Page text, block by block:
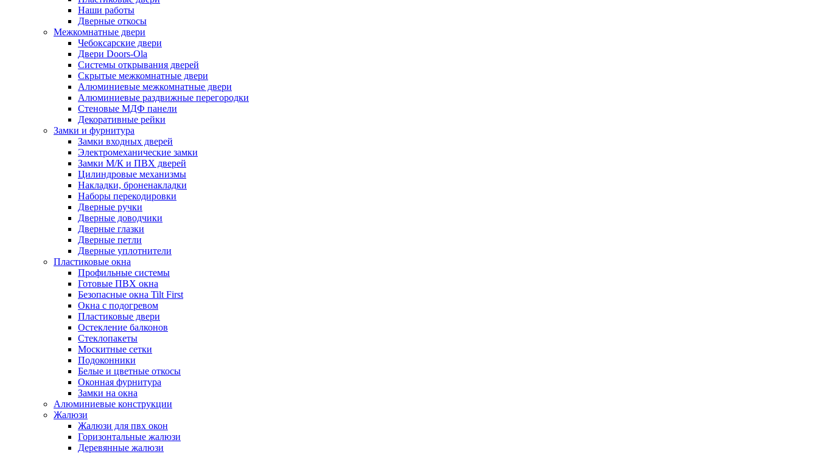
Наши работы
Дверные откосы
Межкомнатные двери
Чебоксарские двери
Двери Doors-Ola
Системы открывания дверей
Скрытые межкомнатные двери
Алюминиевые межкомнатные двери
Алюминиевые раздвижные перегородки
Стеновые МДФ панели
Декоративные рейки
Замки и фурнитура
Замки входных дверей
Электромеханические замки
Замки М/К и ПВХ дверей
Цилиндровые механизмы
Накладки, броненакладки
Наборы перекодировки
Дверные ручки
Дверные доводчики
Дверные глазки
Дверные петли
Дверные уплотнители
Пластиковые окна
Профильные системы
Готовые ПВХ окна
Безопасные окна Tilt First
Окна с подогревом
Пластиковые двери
Остекление балконов
Стеклопакеты
Москитные сетки
Подоконники
Белые и цветные откосы
Оконная фурнитура
Замки на окна
Алюминиевые конструкции
Жалюзи
Жалюзи для пвх окон
Горизонтальные жалюзи
Деревянные жалюзи